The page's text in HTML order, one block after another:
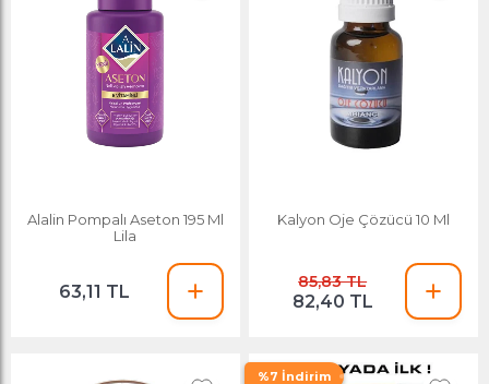
Alalin Pompalı Aseton 195 Ml
Lila
63,11 TL
Kalyon Oje Çözücü 10 Ml
85,83 TL
82,40 TL
%7 İndirim